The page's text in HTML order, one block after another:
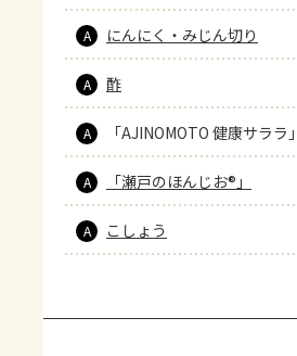
A にんにく・みじん切り
A 酢
A 「AJINOMOTO 健康サララ」
A 「瀬戸のほんじお®」
A こしょう